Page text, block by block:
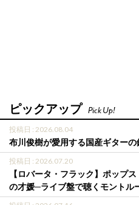
ピックアップ Pick Up!
投稿日 : 2026.08.04
布川俊樹が愛用する国産ギター
投稿日 : 2026.07.20
【ロバータ・フラック】ポップ
の才媛─ライブ盤で聴くモントル